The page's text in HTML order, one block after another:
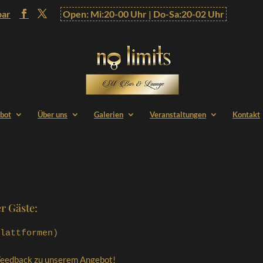
Open: Mi:20-00 Uhr | Do-Sa:20-02 Uhr
Über uns Galerien Veranstaltungen Kontakt
Gäste:
zu unserem Angebot!